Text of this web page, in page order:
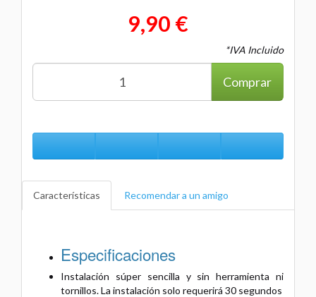
9,90 €
*IVA Incluido
Comprar
Características Recomendar a un amigo
Especificaciones
Instalación súper sencilla y sin herramienta ni
tornillos. La instalación solo requerirá 30 segundos